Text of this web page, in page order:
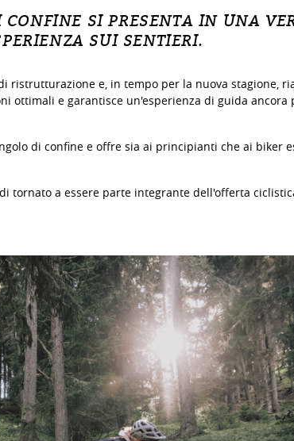
SI PRESENTA IN UNA
SUI SENTIERI.
ristrutturazione e, in tempo per la nuova stagione,
ottimali e garantisce un'esperienza di guida ancora
di confine e offre sia ai principianti che ai biker
tornato a essere parte integrante dell'offerta